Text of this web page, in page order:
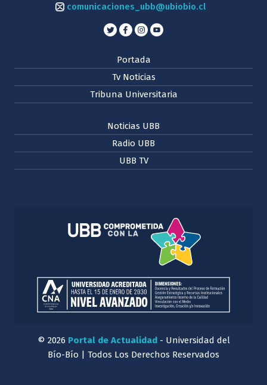
comunicaciones_ubb@ubiobio.cl
Portada
Tv Noticias
Tribuna Universitaria
Noticias UBB
Radio UBB
UBB TV
© 2026 Portal de Actualidad- Universidad del
Bío-Bío | Todos Los Derechos Reservados